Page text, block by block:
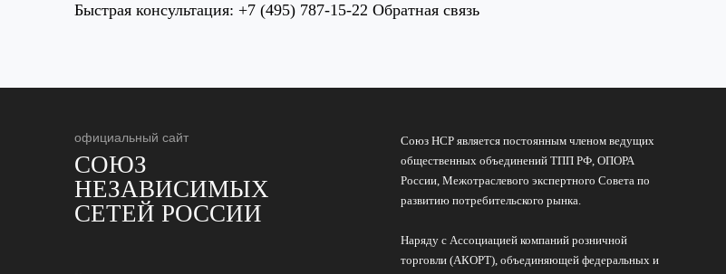
Быстрая консультация: +7 (495) 787-15-22 Обратная связь
официальный сайт
СОЮЗ
НЕЗАВИСИМЫХ
СЕТЕЙ РОССИИ
Союз НСР является постоянным членом ведущих
общественных объединений ТПП РФ, ОПОРА
России, Межотраслевого экспертного Совета по
развитию потребительского рынка.
Наряду с Ассоциацией компаний розничной
торговли (АКОРТ), объединяющей федеральных и